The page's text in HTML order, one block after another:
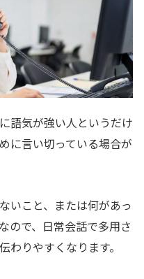
語気が強い人というだけ
に言い切っている場合が
いこと、または何があっ
ので、日常会話で多用さ
わりやすくなります。